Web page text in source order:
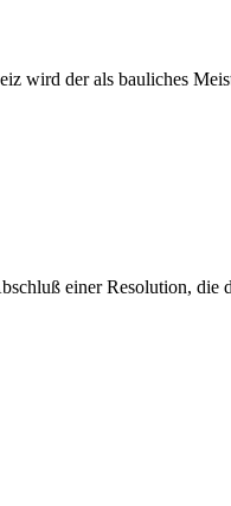
wird der als bauliches
einer Resolution,